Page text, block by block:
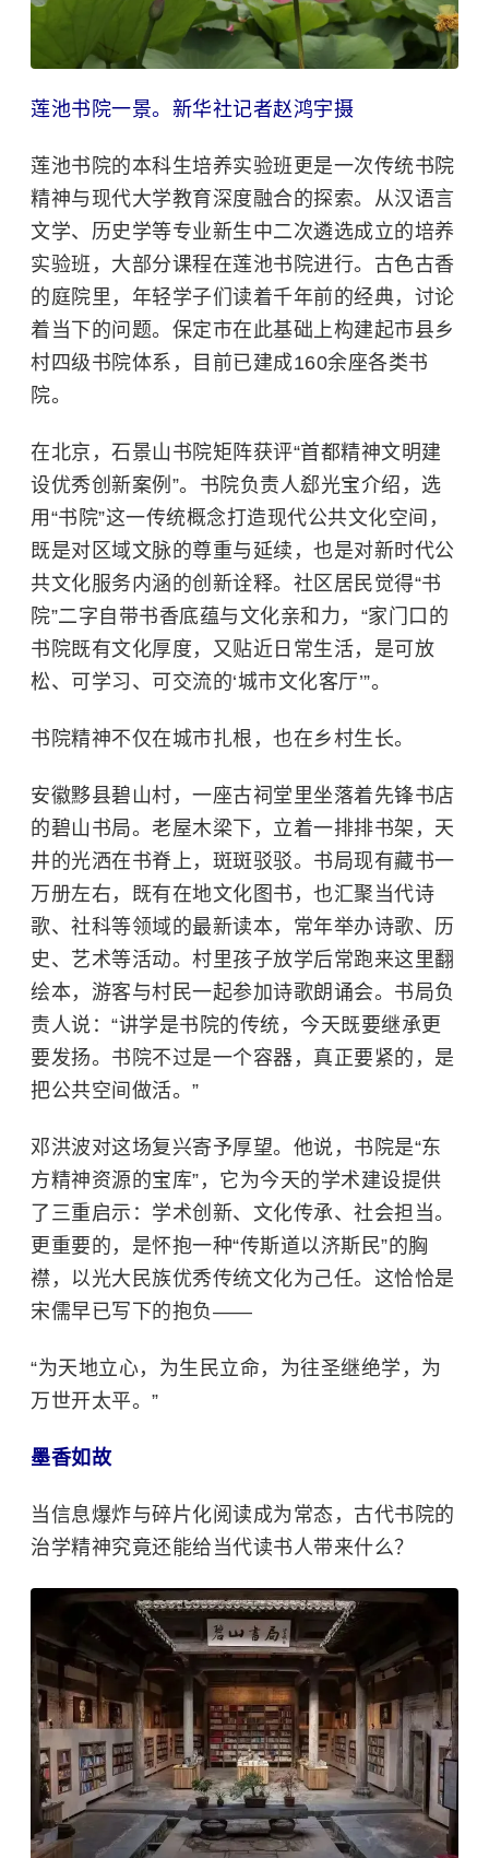
莲池书院一景。新华社记者赵鸿宇摄
莲池书院的本科生培养实验班更是一次传统书院
精神与现代大学教育深度融合的探索。从汉语言
文学、历史学等专业新生中二次遴选成立的培养
实验班，大部分课程在莲池书院进行。古色古香
的庭院里，年轻学子们读着千年前的经典，讨论
着当下的问题。保定市在此基础上构建起市县乡
村四级书院体系，目前已建成160余座各类书
院。
在北京，石景山书院矩阵获评“首都精神文明建
设优秀创新案例”。书院负责人郄光宝介绍，选
用“书院”这一传统概念打造现代公共文化空间，
既是对区域文脉的尊重与延续，也是对新时代公
共文化服务内涵的创新诠释。社区居民觉得“书
院”二字自带书香底蕴与文化亲和力，“家门口的
书院既有文化厚度，又贴近日常生活，是可放
松、可学习、可交流的‘城市文化客厅’”。
书院精神不仅在城市扎根，也在乡村生长。
安徽黟县碧山村，一座古祠堂里坐落着先锋书店
的碧山书局。老屋木梁下，立着一排排书架，天
井的光洒在书脊上，斑斑驳驳。书局现有藏书一
万册左右，既有在地文化图书，也汇聚当代诗
歌、社科等领域的最新读本，常年举办诗歌、历
史、艺术等活动。村里孩子放学后常跑来这里翻
绘本，游客与村民一起参加诗歌朗诵会。书局负
责人说：“讲学是书院的传统，今天既要继承更
要发扬。书院不过是一个容器，真正要紧的，是
把公共空间做活。”
邓洪波对这场复兴寄予厚望。他说，书院是“东
方精神资源的宝库”，它为今天的学术建设提供
了三重启示：学术创新、文化传承、社会担当。
更重要的，是怀抱一种“传斯道以济斯民”的胸
襟，以光大民族优秀传统文化为己任。这恰恰是
宋儒早已写下的抱负——
“为天地立心，为生民立命，为往圣继绝学，为
万世开太平。”
墨香如故
当信息爆炸与碎片化阅读成为常态，古代书院的
治学精神究竟还能给当代读书人带来什么？